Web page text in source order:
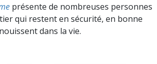
présente de nombreuses personnes
qui restent en sécurité, en bonne
dans la vie.